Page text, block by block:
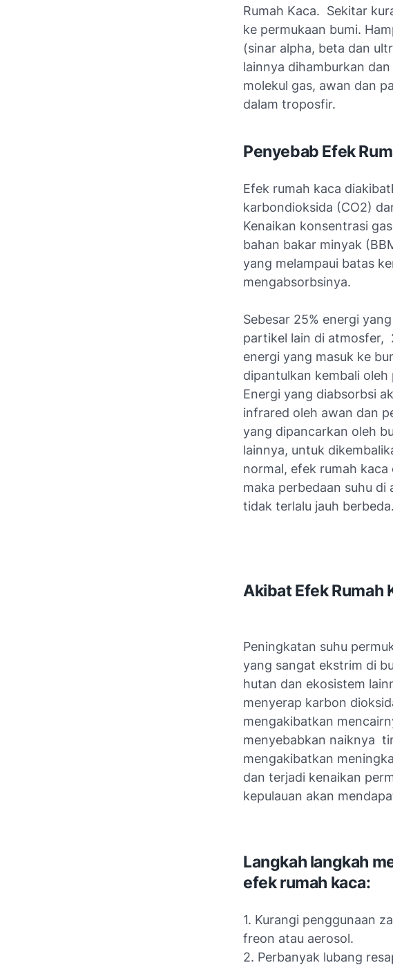
Rumah Kaca. Sekitar
ke permukaan bumi.
(sinar alpha, beta dan
lainnya dihamburkan
molekul gas, awan dan
dalam troposfir.
Penyebab Efek
Efek rumah kaca
karbondioksida (CO2)
Kenaikan konsentrasi
bahan bakar minyak
yang melampaui batas
mengabsorbsinya.
Sebesar 25% energi
partikel lain di atmosfer,
energi yang masuk ke
dipantulkan kembali oleh
Energi yang diabsorbsi
infrared oleh awan dan
yang dipancarkan oleh
lainnya, untuk
normal, efek rumah
maka perbedaan suhu di
tidak terlalu jauh berbeda.
Akibat Efek Rumah
Peningkatan suhu
yang sangat ekstrim di
hutan dan ekosistem
menyerap karbon
mengakibatkan
menyebabkan naiknya
mengakibatkan
dan terjadi kenaikan
kepulauan akan
Langkah langkah
efek rumah kaca:
1. Kurangi penggunaan
freon atau aerosol.
2. Perbanyak lubang